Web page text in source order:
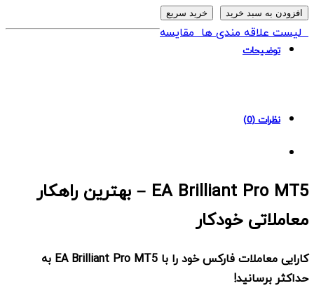
EA
Brilliant
Pro
افزودن به سبد خرید خرید سریع
لیست علاقه مندی هامقایسه
توضیحات
نظرات (0)
EA Brilliant Pro MT5
–بهترین راهکار
معاملاتی خودکار
کارایی معاملات فارکس خود را با
EA Brilliant Pro MT5 به
حداکثر برسانید!